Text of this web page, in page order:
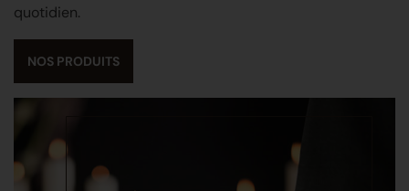
quotidien.
NOS PRODUITS